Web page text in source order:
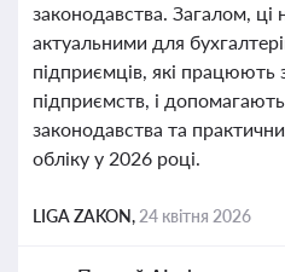
законодавства. Загалом, ці
актуальними для
підприємців, які
підприємств, і
законодавства та
обліку у 2026 році.
LIGA ZAKON, 24 квітня 2026